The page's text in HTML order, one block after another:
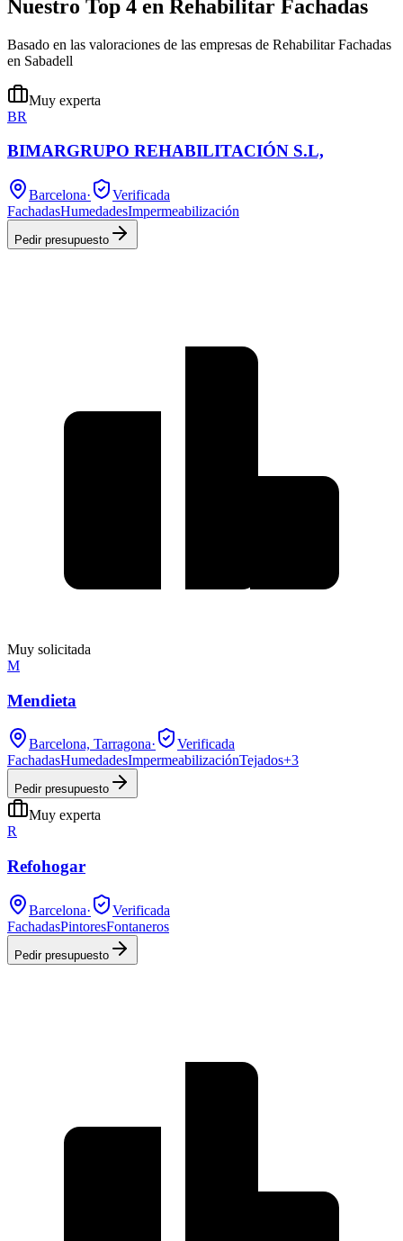
Nuestro Top 4 en Rehabilitar Fachadas
Basado en las valoraciones de las empresas de Rehabilitar Fachadas
en Sabadell
Muy experta
BR
BIMARGRUPO REHABILITACIÓN S.L,
Barcelona·
Verificada
FachadasHumedadesImpermeabilización
Pedir presupuesto
Muy solicitada
M
Mendieta
Barcelona, Tarragona·
Verificada
FachadasHumedadesImpermeabilizaciónTejados+3
Pedir presupuesto
Muy experta
R
Refohogar
Barcelona·
Verificada
FachadasPintoresFontaneros
Pedir presupuesto